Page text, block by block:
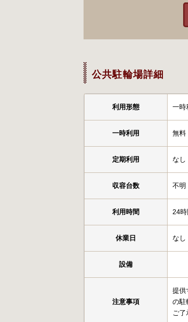
公共駐輪場詳細
利用形態 一時
一時利用 無料
定期利用 なし
収容台数 不明
利用時間 24時
休業日 なし
設備
注意事項
提供
の駐
ご了